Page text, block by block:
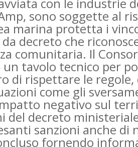
sono soggette al
marina protetta i
decreto che
comunitaria. Il
tavolo tecnico per
di rispettare le
come gli
negativo sul
del decreto
sanzioni anche di
fornendo